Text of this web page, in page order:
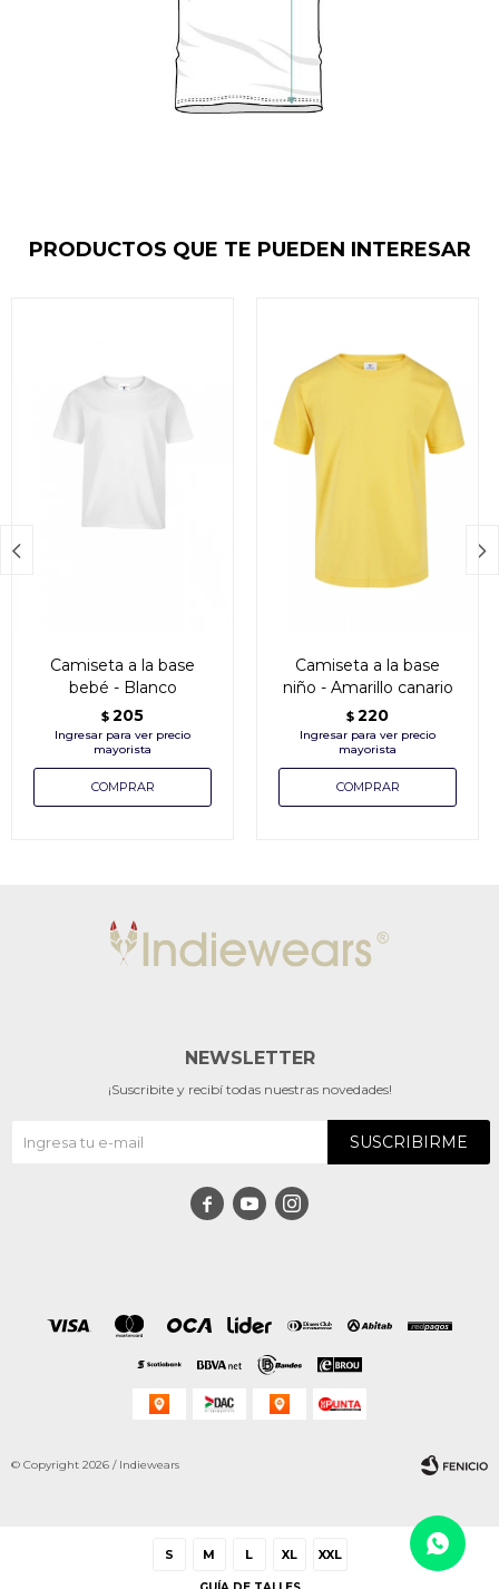
S M L XL XXL
PRODUCTOS QUE TE PUEDEN INTERESAR
Camiseta a la base
bebé - Blanco
$ 205
Camiseta a la base
niño - Amarillo canario
$ 220
 
NEWSLETTER
¡Suscribite y recibí todas nuestras novedades!
SUSCRIBIRME
  
© Copyright 2026 / Indiewears